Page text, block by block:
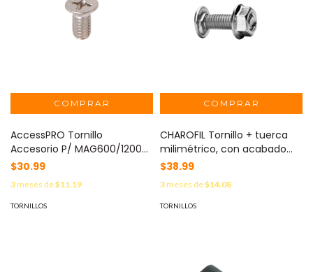
AccessPRO Tornillo
Accesorio P/ MAG600/1200
(Refacción) MOD: TORN-
$30.99
3meses de$11.19
TORNILLOS
CHAROFIL Tornillo + tuerca
milimétrico, con acabado
Electro Zinc MG-66-403EZ
$38.99
3meses de$14.08
TORNILLOS